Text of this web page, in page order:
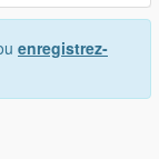
enregistrez-